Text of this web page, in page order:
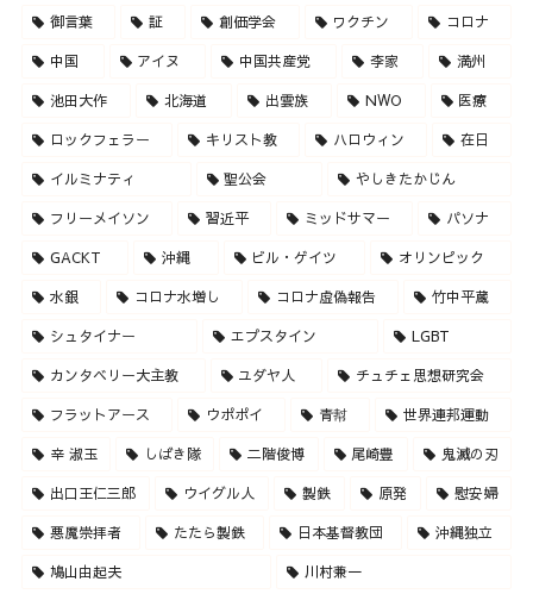
御言葉 証 創価学会 ワクチン コロナ
中国 アイヌ 中国共産党 李家 満州
池田大作 北海道 出雲族 NWO 医療
ロックフェラー キリスト教 ハロウィン 在日
イルミナティ 聖公会 やしきたかじん
フリーメイソン 習近平 ミッドサマー パソナ
GACKT 沖縄 ビル・ゲイツ オリンピック
水銀 コロナ水増し コロナ虚偽報告 竹中平蔵
シュタイナー エプスタイン LGBT
カンタベリー大主教 ユダヤ人 チュチェ思想研究会
フラットアース ウポポイ 青幇 世界連邦運動
辛 淑玉 しばき隊 二階俊博 尾崎豊 鬼滅の刃
出口王仁三郎 ウイグル人 製鉄 原発 慰安婦
悪魔崇拝者 たたら製鉄 日本基督教団 沖縄独立
鳩山由起夫 川村兼一